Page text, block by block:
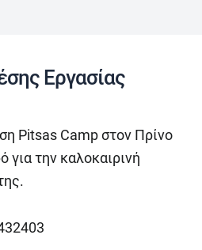
Εργασίας
Pitsas Camp στον Πρίνο
για την καλοκαιρινή